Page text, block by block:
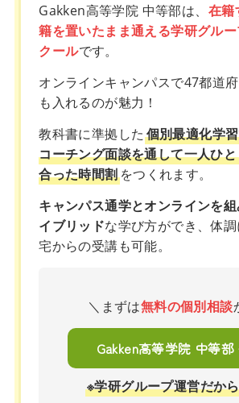
Gakken高等学院 中等部は、 在籍
籍を置いたまま通える学研グル
クールです。
オンラインキャンパスで47都道
も入れるのが魅力！
教科書に準拠した 個別最適化学
コーチング面談を通して一人ひ
合った時間割をつくれます。
キャンパス通学とオンラインを
イブリッドな学び方ができ、体
宅からの受講も可能。
＼まずは無料の個別相談
Gakken高等学院 中等部
※学研グループ運営だか